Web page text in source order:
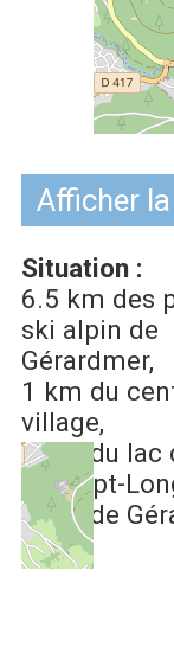
Afficher
Situation :
6.5 km des
ski alpin de
Gérardmer
1 km du
village
2 km
du lac
Xonrupt-
5 km de